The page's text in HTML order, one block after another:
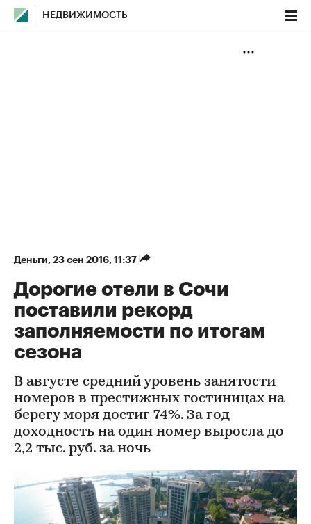
НЕДВИЖИМОСТЬ
Деньги⁠, 23 сен 2016, 11:37
Дорогие отели в Сочи
поставили рекорд
заполняемости по итогам
сезона
В августе средний уровень занятости
номеров в престижных гостиницах на
берегу моря достиг 74%. За год
доходность на один номер выросла до
2,2 тыс. руб. за ночь